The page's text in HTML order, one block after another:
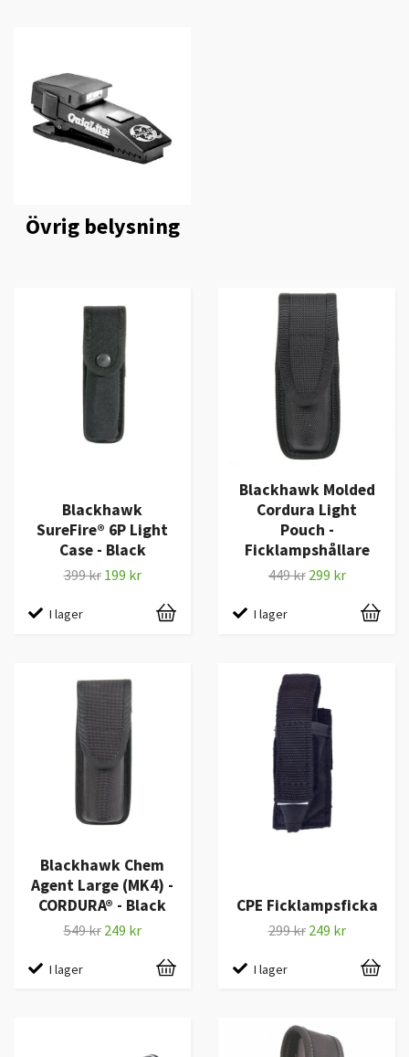
Övrig belysning
Blackhawk
SureFire® 6P Light
Case - Black
399 kr 199 kr
I lager
Blackhawk Molded
Cordura Light
Pouch -
Ficklampshållare
449 kr 299 kr
I lager
Blackhawk Chem
Agent Large (MK4) -
CORDURA® - Black
549 kr 249 kr
I lager
CPE Ficklampsficka
299 kr 249 kr
I lager